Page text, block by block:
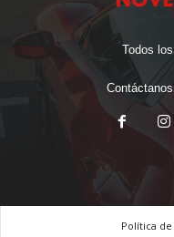
Todos
Política